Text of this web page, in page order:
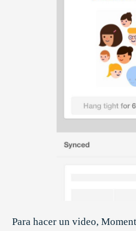
Para hacer un video,